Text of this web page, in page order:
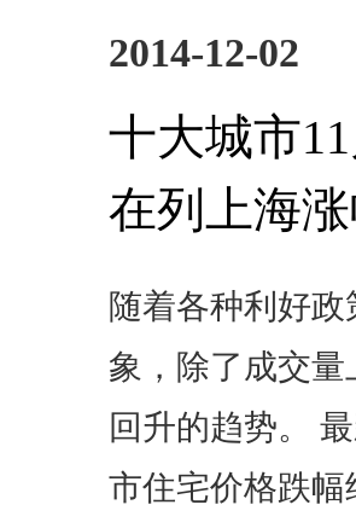
2014-12-02
十大城市
在列上海
随着各种利好
象，除了成交
回升的趋势。
市住宅价格跌